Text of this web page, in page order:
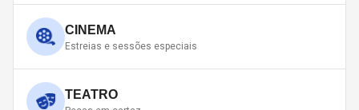
CINEMA
Estreias e sessões especiais
TEATRO